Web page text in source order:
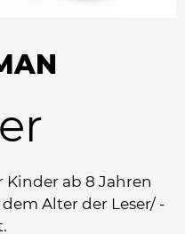
Kinder ab 8 Jahren
Alter der Leser/ -